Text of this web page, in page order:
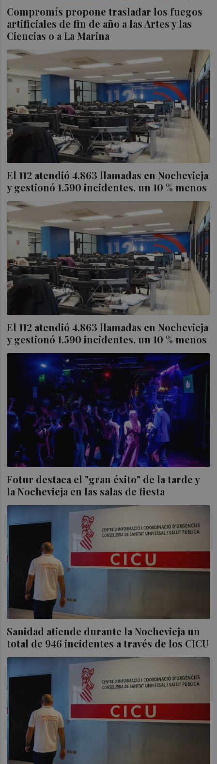
Compromís propone trasladar los fuegos
artificiales de fin de año a las Artes y las
Ciencias o a La Marina
El 112 atendió 4.863 llamadas en Nochevieja
y gestionó 1.590 incidentes, un 10 % menos
El 112 atendió 4.863 llamadas en Nochevieja
y gestionó 1.590 incidentes, un 10 % menos
Fotur destaca el "gran éxito" de la tarde y
la Nochevieja en las salas de fiesta
Sanidad atiende durante la Nochevieja un
total de 946 incidentes a través de los CICU